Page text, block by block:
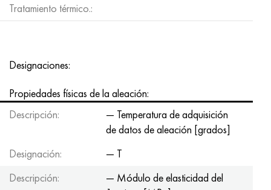
Tratamiento térmico.:
Designaciones:
Propiedades físicas de la aleación:
Descripción:
— Temperatura de adquisición
de datos de aleación [grados]
Designación:
— T
Descripción:
— Módulo de elasticidad del